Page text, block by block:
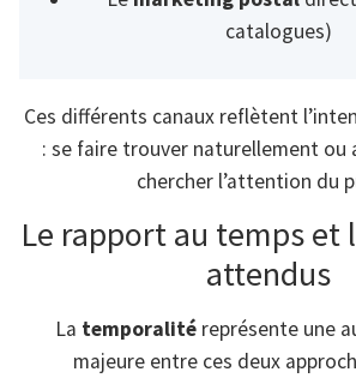
catalogues)
Ces différents canaux reflètent
: se faire trouver naturellement ou
chercher l’attention du
Le rapport au temps et
attendus
La temporalité représente une
majeure entre ces deux